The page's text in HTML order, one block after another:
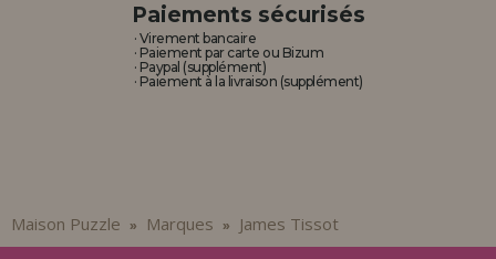
Paiements sécurisés
· Virement bancaire
· Paiement par carte ou Bizum
· Paypal (supplément)
· Paiement à la livraison (supplément)
Maison Puzzle » Marques » James Tissot